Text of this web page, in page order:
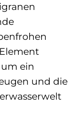
ein
und die